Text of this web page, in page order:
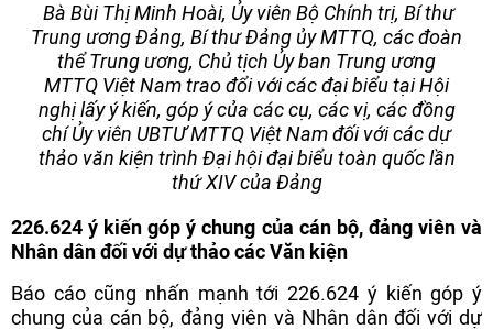
Bà Bùi Thị Minh Hoài, Ủy viên Bộ Chính trị, Bí thư
Trung ương Đảng, Bí thư Đảng ủy MTTQ, các đoàn
thể Trung ương, Chủ tịch Ủy ban Trung ương
MTTQ Việt Nam trao đổi với các đại biểu tại Hội
nghị lấy ý kiến, góp ý của các cụ, các vị, các đồng
chí Ủy viên UBTƯ MTTQ Việt Nam đối với các dự
thảo văn kiện trình Đại hội đại biểu toàn quốc lần
thứ XIV của Đảng
226.624 ý kiến góp ý chung của cán bộ, đảng viên và
Nhân dân đối với dự thảo các Văn kiện
Báo cáo cũng nhấn mạnh tới 226.624 ý kiến góp ý
chung của cán bộ, đảng viên và Nhân dân đối với dự